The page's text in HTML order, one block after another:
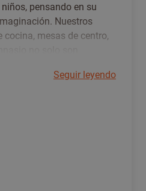
pensando en su
Nuestros
mesas de centro,
cotidiana. Están
aprender a través del
un diseño sencillo,
con el niño y crea
para toda la
Seguir leyendo